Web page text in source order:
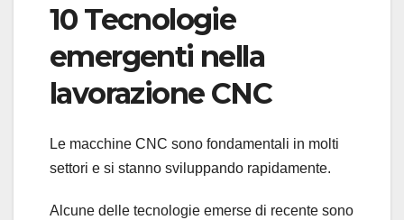
10 Tecnologie
emergenti nella
lavorazione CNC
Le macchine CNC sono fondamentali in molti
settori e si stanno sviluppando rapidamente.
Alcune delle tecnologie emerse di recente sono